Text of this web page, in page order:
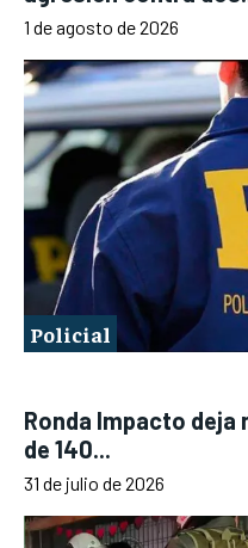
1 de agosto de 2026
Policial
Ronda Impacto deja
de 140...
31 de julio de 2026